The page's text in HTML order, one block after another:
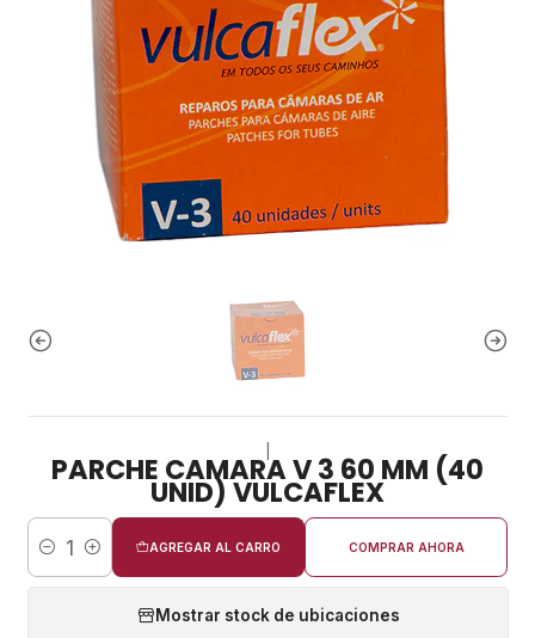
PARCHE CAMARA V 3 60 MM (40
UNID) VULCAFLEX
Cantidad
AGREGAR AL CARRO COMPRAR AHORA
Mostrar stock de ubicaciones